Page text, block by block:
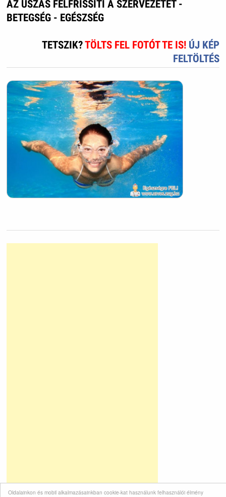
Oldalainkon és mobil alkalmazásainkban cookie-kat használunk felhasználói élmény
AZ ÚSZÁS FELFRISSÍTI A SZERVEZETET -
BETEGSÉG - EGÉSZSÉG
TETSZIK?TÖLTS FEL FOTÓT TE IS! ÚJ KÉP
FELTÖLTÉS